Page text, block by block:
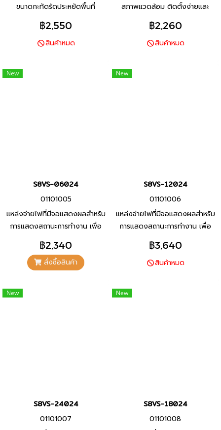
ขนาดกะทัดรัดประหยัดพื้นที่
฿2,550
สินค้าหมด
สภาพแวดล้อม ติดตั้งง่ายและ
รวดเร็ว เป็นรุ่นที่กะทัดรัดที่สุด
฿2,260
สินค้าหมด
New
S8VS-06024
01101005
แหล่งจ่ายไฟที่มีจอแสดงผลสำหรับ
การแสดงสถานะการทำงาน เพื่อ
ประสิทธิภาพการบำรุงรักษาที่ดียิ่ง
ขึ้น
฿2,340
สั่งซื้อสินค้า
New
S8VS-12024
01101006
แหล่งจ่ายไฟที่มีจอแสดงผลสำหรับ
การแสดงสถานะการทำงาน เพื่อ
ประสิทธิภาพการบำรุงรักษาที่ดียิ่ง
ขึ้น
฿3,640
สินค้าหมด
New
S8VS-24024
01101007
New
S8VS-18024
01101008